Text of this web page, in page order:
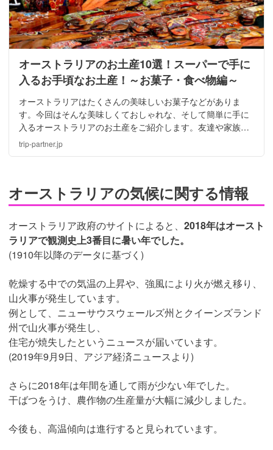
オーストラリアのお土産10選！スーパーで手に
入るお手頃なお土産！～お菓子・食べ物編～
オーストラリアはたくさんの美味しいお菓子などがありま
す。今回はそんな美味しくておしゃれな、そして簡単に手に
入るオーストラリアのお土産をご紹介します。友達や家族、
そして恋人にぜひお土産を買ってたくさんの人を喜ばせてあ
げましょう。
trip-partner.jp
オーストラリアの気候に関する情報
オーストラリア政府のサイトによると、 2018年はオースト
ラリアで観測史上3番目に暑い年でした。
(1910年以降のデータに基づく)
乾燥する中での気温の上昇や、強風により火が燃え移り、
山火事が発生しています。
例として、ニューサウスウェールズ州とクイーンズランド
州で山火事が発生し、
住宅が焼失したというニュースが届いています。
(2019年9月9日、アジア経済ニュースより)
さらに2018年は年間を通して雨が少ない年でした。
干ばつをうけ、農作物の生産量が大幅に減少しました。
今後も、高温傾向は進行すると見られています。